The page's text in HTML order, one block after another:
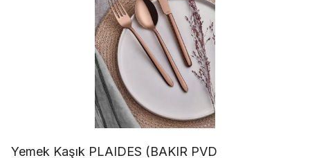
Yemek Kaşık PLAIDES (BAKIR PVD